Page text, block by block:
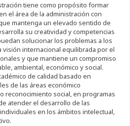
tiene como propósito formar
el área de la administración con
mantenga un elevado sentido de
su creatividad y competencias
solucionar los problemas a los
internacional equilibrada por el
y que mantiene un compromiso
ambiental, económico y social.
de calidad basado en
de las áreas económico
reconocimiento social, en programas
atender el desarrollo de las
en los ámbitos intelectual,